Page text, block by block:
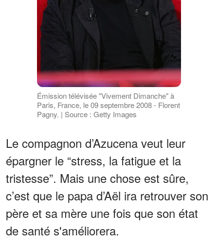
Émission télévisée "Vivement Dimanche" à
Paris, France, le 09 septembre 2008 - Florent
Pagny. | Source : Getty Images
Le compagnon d’Azucena veut leur
épargner le “stress, la fatigue et la
tristesse”. Mais une chose est sûre,
c’est que le papa d’Aël ira retrouver son
père et sa mère une fois que son état
de santé s'améliorera.